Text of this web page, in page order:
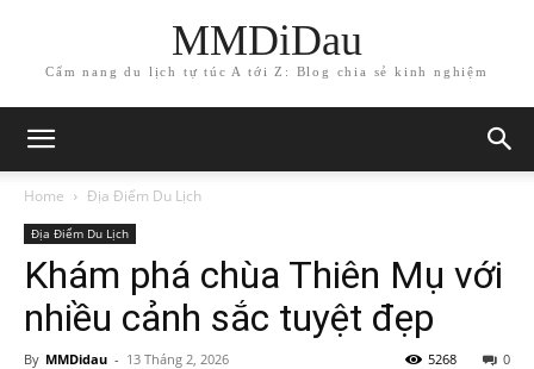
MMDiDau
Cẩm nang du lịch tự túc A tới Z: Blog chia sẻ kinh nghiệm
Home Địa Điểm Du Lịch
Địa Điểm Du Lịch
Khám phá chùa Thiên Mụ với
nhiều cảnh sắc tuyệt đẹp
By MMDidau - 13 Tháng 2, 2026 0
5268